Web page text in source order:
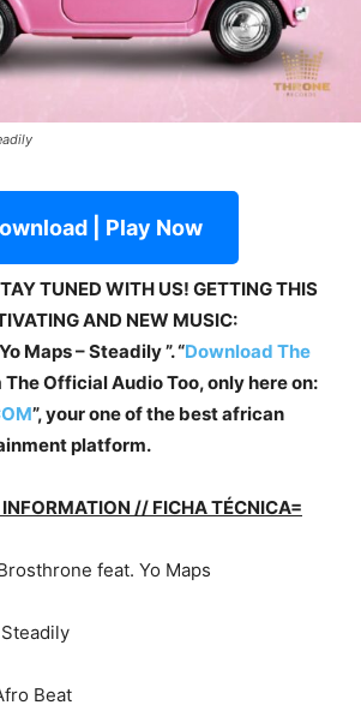
| Play Now
TUNED WITH US! GETTING THIS
AND NEW MUSIC:
Maps – Steadily ”. “Download The
Official Audio Too, only here on:
”, your one of the best african
platform.
// FICHA TÉCNICA=
feat. Yo Maps
Beat